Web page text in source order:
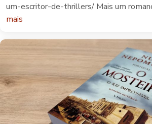
um-escritor-de-thrillers/ Mais um
mais